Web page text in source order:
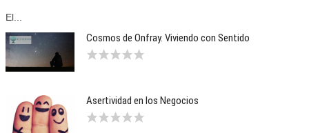
El...
Cosmos de Onfray. Viviendo con Sentido
Asertividad en los Negocios